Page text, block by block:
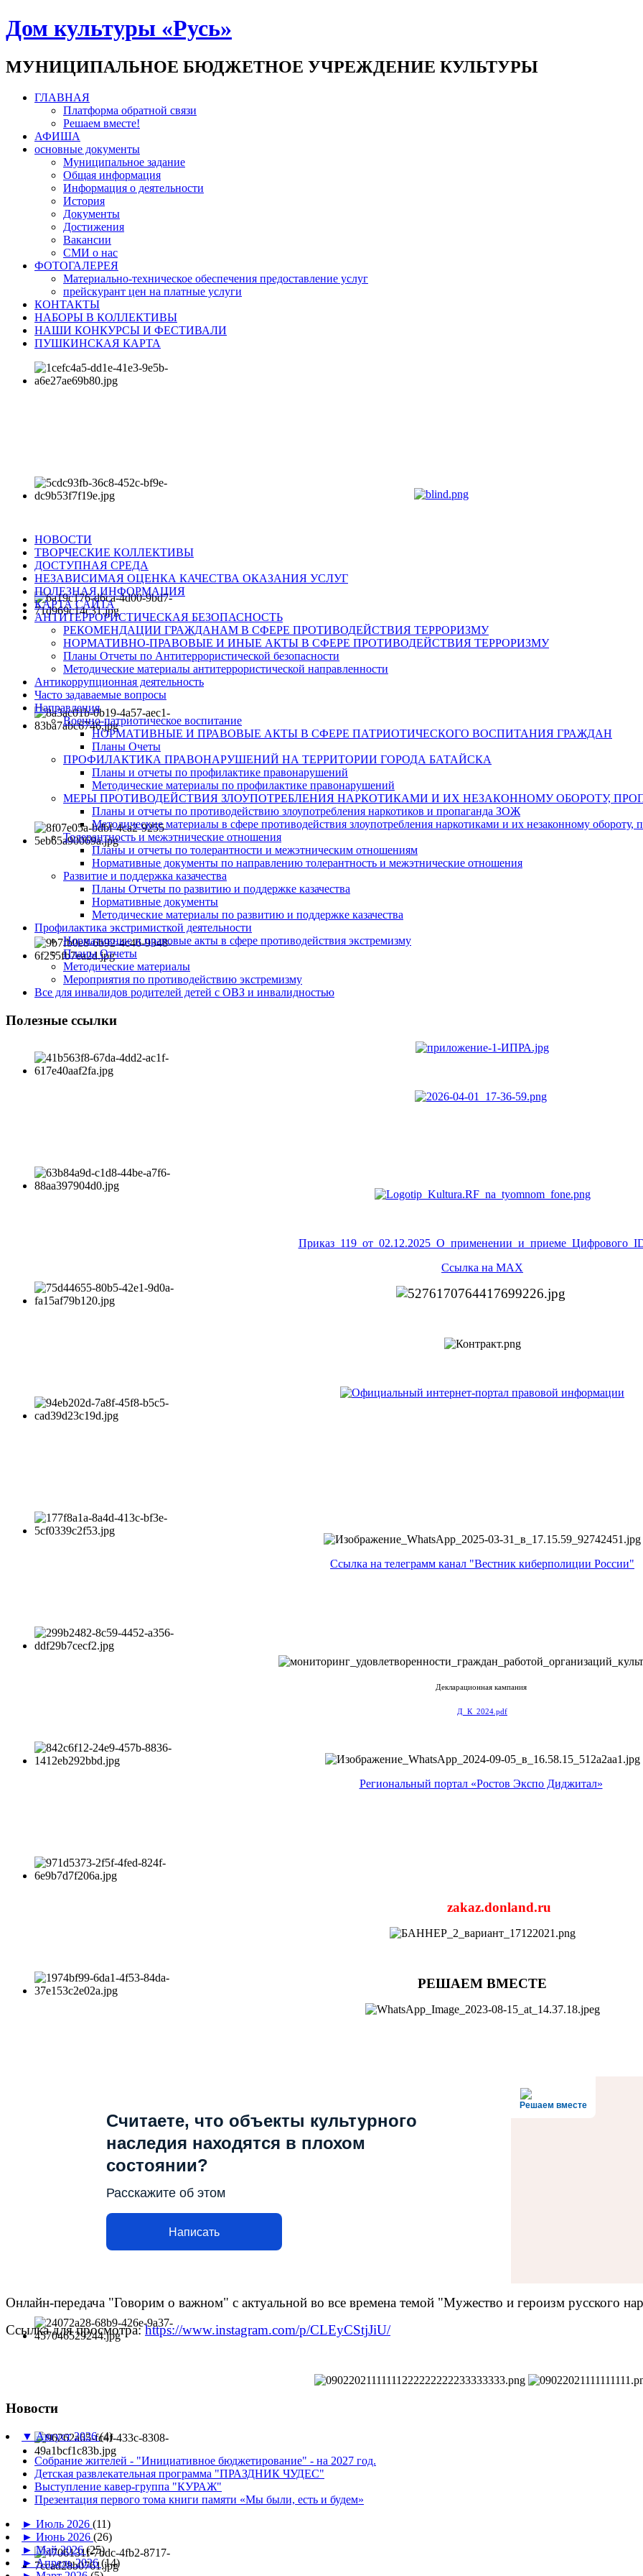
Дом культуры «Русь»
МУНИЦИПАЛЬНОЕ БЮДЖЕТНОЕ УЧРЕЖДЕНИЕ КУЛЬТУРЫ
ГЛАВНАЯ
Платформа обратной связи
Решаем вместе!
АФИША
основные документы
Муниципальное задание
Общая информация
Информация о деятельности
История
Документы
Достижения
Вакансии
СМИ о нас
ФОТОГАЛЕРЕЯ
Материально-техническое обеспечения предоставление услуг
прейскурант цен на платные услуги
КОНТАКТЫ
НАБОРЫ В КОЛЛЕКТИВЫ
НАШИ КОНКУРСЫ И ФЕСТИВАЛИ
ПУШКИНСКАЯ КАРТА
НОВОСТИ
ТВОРЧЕСКИЕ КОЛЛЕКТИВЫ
ДОСТУПНАЯ СРЕДА
НЕЗАВИСИМАЯ ОЦЕНКА КАЧЕСТВА ОКАЗАНИЯ УСЛУГ
ПОЛЕЗНАЯ ИНФОРМАЦИЯ
КАРТА САЙТА
АНТИТЕРРОРИСТИЧЕСКАЯ БЕЗОПАСНОСТЬ
РЕКОМЕНДАЦИИ ГРАЖДАНАМ В СФЕРЕ ПРОТИВОДЕЙСТВИЯ ТЕРРОРИЗМУ
НОРМАТИВНО-ПРАВОВЫЕ И ИНЫЕ АКТЫ В СФЕРЕ ПРОТИВОДЕЙСТВИЯ ТЕРРОРИЗМУ
Планы Отчеты по Антитеррористической безопасности
Методические материалы антитеррористической направленности
Антикоррупционная деятельность
Часто задаваемые вопросы
Направления
Военно-патриотическое воспитание
НОРМАТИВНЫЕ И ПРАВОВЫЕ АКТЫ В СФЕРЕ ПАТРИОТИЧЕСКОГО ВОСПИТАНИЯ ГРАЖДАН
Планы Очеты
ПРОФИЛАКТИКА ПРАВОНАРУШЕНИЙ НА ТЕРРИТОРИИ ГОРОДА БАТАЙСКА
Планы и отчеты по профилактике правонарушений
Методические материалы по профилактике правонарушений
МЕРЫ ПРОТИВОДЕЙСТВИЯ ЗЛОУПОТРЕБЛЕНИЯ НАРКОТИКАМИ И ИХ НЕЗАКОННОМУ ОБОРОТУ,
Планы и отчеты по противодействию злоупотребления наркотиков и пропаганда ЗОЖ
Методические материалы в сфере противодействия злоупотребления наркотиками и их незаконному
Толерантность и межэтнические отношения
Планы и отчеты по толерантности и межэтническим отношениям
Нормативные документы по направлению толерантность и межэтнические отношения
Развитие и поддержка казачества
Планы Отчеты по развитию и поддержке казачества
Нормативные документы
Методические материалы по развитию и поддержке казачества
Профилактика экстримисткой деятельности
Нормативные и правовые акты в сфере противодействия экстремизму
Планы Отчеты
Методические материалы
Мероприятия по противодействию экстремизму
Все для инвалидов родителей детей с ОВЗ и инвалидностью
Полезные ссылки
Ссылка на MAX
Ссылка на телеграмм канал "Вестник киберполиции России"
Декларационная кампания
Д_К_2024.pdf
Региональный портал «Ростов Экспо Диджитал»
zakaz.donland.ru
РЕШАЕМ ВМЕСТЕ
Решаем вместе
Считаете, что объекты культурного
наследия находятся в плохом
состоянии?
Расскажите об этом
Написать
Онлайн-передача "Говорим о важном" с актуальной во все времена темой "Мужество и героизм русского
Ссылка для просмотра:https://www.instagram.com/p/CLEyCStjJiU/
Новости
▼Август 2026(4)
Собрание жителей - "Инициативное бюджетирование" - на 2027 год.
Детская развлекательная программа "ПРАЗДНИК ЧУДЕС"
Выступление кавер-группа "КУРАЖ"
Презентация первого тома книги памяти «Мы были, есть и будем»
► Июль 2026 (11)
► Июнь 2026 (26)
►Май 2026(25)
►Апрель 2026(14)